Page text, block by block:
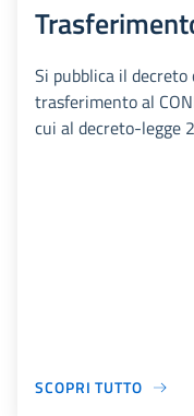
Si pubblica il
trasferimento al
cui al decreto-legge
SCOPRI TUTTO